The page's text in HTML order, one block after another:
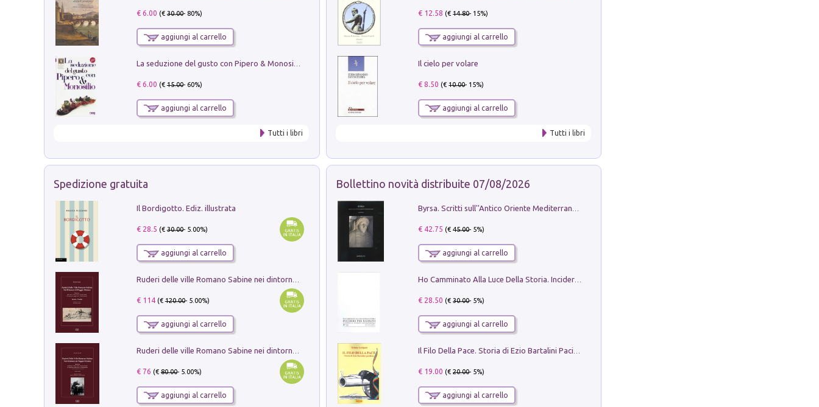
€ 6.00 (€30.00- 80%)
aggiungi al carrello
€ 6.00 (€15.00- 60%)
aggiungi al carrello
Tutti i libri
€ 12.58 (€14.80- 15%)
aggiungi al carrello
Il cielo per volare
€ 8.50 (€10.00- 15%)
aggiungi al carrello
Tutti i libri
Spedizione gratuita
Il Bordigotto. Ediz. illustrata
€ 28.5 (€30.00- 5.00%)
aggiungi al carrello
€ 114(€120.00- 5.00%)
aggiungi al carrello
€ 76 (€80.00- 5.00%)
aggiungi al carrello
Bollettino novità distribuite 07/08/2026
€ 42.75 (€45.00- 5%)
aggiungi al carrello
€ 28.50 (€30.00- 5%)
aggiungi al carrello
€ 19.00 (€20.00- 5%)
aggiungi al carrello